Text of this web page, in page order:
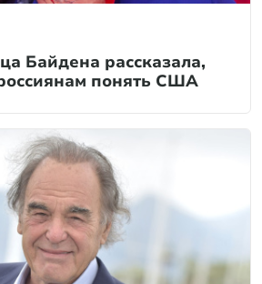
Байдена рассказала,
понять США